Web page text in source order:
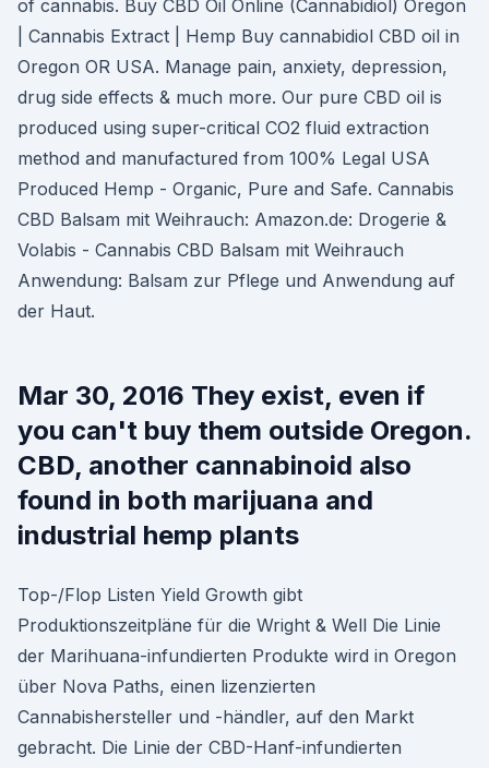
of cannabis. Buy CBD Oil Online (Cannabidiol) Oregon
| Cannabis Extract | Hemp Buy cannabidiol CBD oil in
Oregon OR USA. Manage pain, anxiety, depression,
drug side effects & much more. Our pure CBD oil is
produced using super-critical CO2 fluid extraction
method and manufactured from 100% Legal USA
Produced Hemp - Organic, Pure and Safe. Cannabis
CBD Balsam mit Weihrauch: Amazon.de: Drogerie &
Volabis - Cannabis CBD Balsam mit Weihrauch
Anwendung: Balsam zur Pflege und Anwendung auf
der Haut.
Mar 30, 2016 They exist, even if
you can't buy them outside Oregon.
CBD, another cannabinoid also
found in both marijuana and
industrial hemp plants
Top-/Flop Listen Yield Growth gibt
Produktionszeitpläne für die Wright & Well Die Linie
der Marihuana-infundierten Produkte wird in Oregon
über Nova Paths, einen lizenzierten
Cannabishersteller und -händler, auf den Markt
gebracht. Die Linie der CBD-Hanf-infundierten